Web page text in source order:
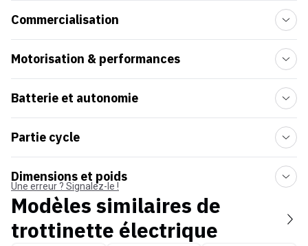
Commercialisation
Motorisation & performances
Batterie et autonomie
Partie cycle
Dimensions et poids
Une erreur ? Signalez-le !
Modèles similaires de
trottinette électrique